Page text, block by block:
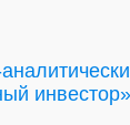
инвестор»